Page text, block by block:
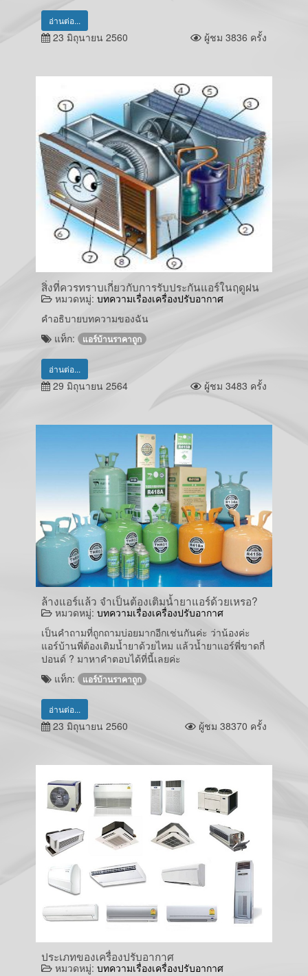
อ่านต่อ...
23 มิถุนายน 2560 ผู้ชม 3836 ครั้ง
สิ่งที่ควรทราบเกี่ยวกับการรับประกันแอร์ในฤดูฝน
หมวดหมู่: บทความเรื่องเครื่องปรับอากาศ
คำอธิบายบทความของฉัน
แท็ก:
แอร์บ้านราคาถูก
อ่านต่อ...
29 มิถุนายน 2564 ผู้ชม 3483 ครั้ง
ล้างแอร์แล้ว จำเป็นต้องเติมน้ำยาแอร์ด้วยเหรอ?
หมวดหมู่: บทความเรื่องเครื่องปรับอากาศ
เป็นคำถามที่ถูกถามบ่อยมากอีกเช่นกันค่ะ ว่าน้องค่ะ
แอร์บ้านพี่ต้องเติมน้ำยาด้วยไหม แล้วน้ำยาแอร์พี่ขาดกี่
ปอนด์ ? มาหาคำตอบได้ที่นี้เลยค่ะ
แท็ก:
แอร์บ้านราคาถูก
อ่านต่อ...
23 มิถุนายน 2560 ผู้ชม 38370 ครั้ง
ประเภทของเครื่องปรับอากาศ
หมวดหมู่: บทความเรื่องเครื่องปรับอากาศ